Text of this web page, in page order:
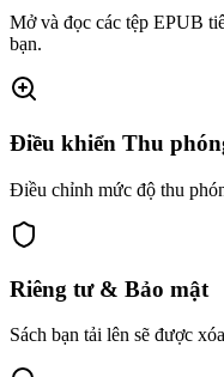
Mở và đọc các tệp EPUB
bạn.
Điều khiển Thu
Điều chỉnh mức độ thu
Riêng tư & Bảo mật
Sách bạn tải lên sẽ được